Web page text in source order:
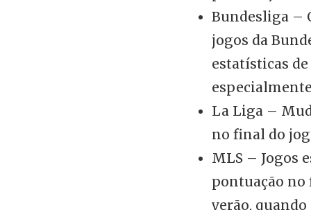
Bundesliga –
jogos da
estatísticas
La Liga –
no final do
MLS – Jogos
pontuação
verão,